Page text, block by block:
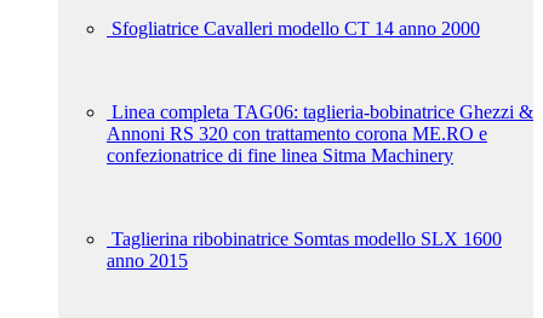
Sfogliatrice Cavalleri modello CT 14 anno 2000
Linea completa TAG06: taglieria-bobinatrice Ghezzi &
Annoni RS 320 con trattamento corona ME.RO e
confezionatrice di fine linea Sitma Machinery
Taglierina ribobinatrice Somtas modello SLX 1600
anno 2015